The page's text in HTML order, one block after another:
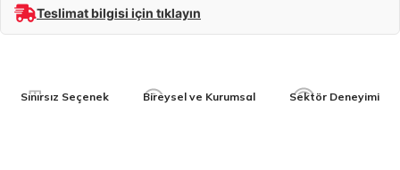
Teslimat bilgisi için tıklayın
Sınırsız Seçenek Bireysel ve Kurumsal Sektör Deneyimi